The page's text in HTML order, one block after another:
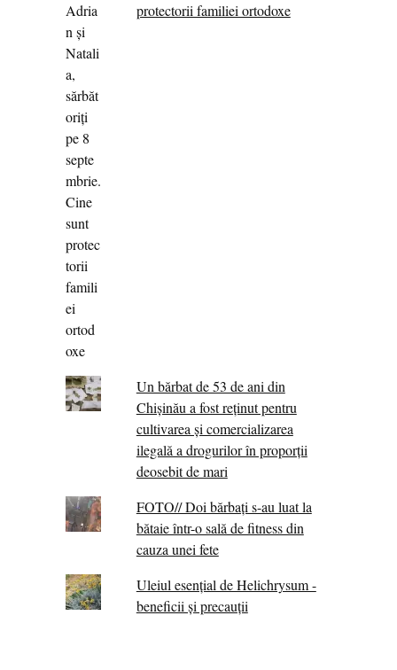
protectorii familiei ortodoxe
Un bărbat de 53 de ani din
Chișinău a fost reținut pentru
cultivarea și comercializarea
ilegală a drogurilor în proporții
deosebit de mari
FOTO// Doi bărbați s-au luat la
bătaie într-o sală de fitness din
cauza unei fete
Uleiul esențial de Helichrysum -
beneficii și precauții